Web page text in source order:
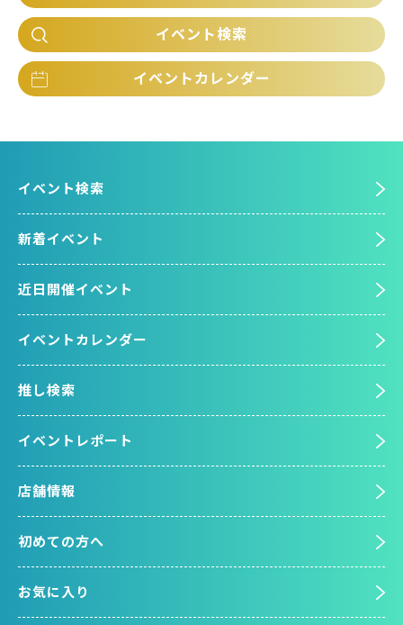
イベント検索
イベントカレンダー
イベント検索
新着イベント
近日開催イベント
イベントカレンダー
推し検索
イベントレポート
店舗情報
初めての方へ
お気に入り